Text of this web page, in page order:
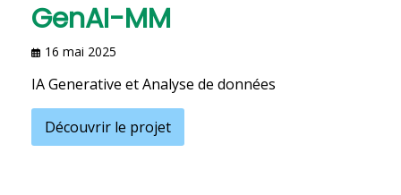
GenAI-MM
16 mai 2025
IA Generative et Analyse de données
Découvrir le projet